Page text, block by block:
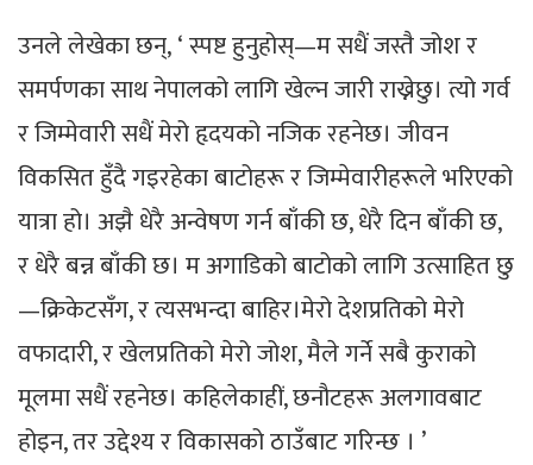
उनले लेखेका छन्, ‘ स्पष्ट हुनुहोस्—म सधैं जस्तै जोश र
समर्पणका साथ नेपालको लागि खेल्न जारी राख्नेछु। त्यो गर्व
र जिम्मेवारी सधैं मेरो हृदयको नजिक रहनेछ। जीवन
विकसित हुँदै गइरहेका बाटोहरू र जिम्मेवारीहरूले भरिएको
यात्रा हो। अझै धेरै अन्वेषण गर्न बाँकी छ, धेरै दिन बाँकी छ,
र धेरै बन्न बाँकी छ। म अगाडिको बाटोको लागि उत्साहित छु
—क्रिकेटसँग, र त्यसभन्दा बाहिर।मेरो देशप्रतिको मेरो
वफादारी, र खेलप्रतिको मेरो जोश, मैले गर्ने सबै कुराको
मूलमा सधैं रहनेछ। कहिलेकाहीं, छनौटहरू अलगावबाट
होइन, तर उद्देश्य र विकासको ठाउँबाट गरिन्छ । ’